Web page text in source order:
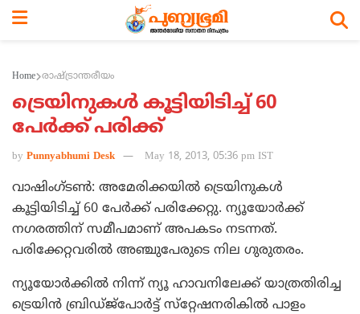
Home രാഷ്ട്രാന്തരീയം
ട്രെയിനുകള്‍ കൂട്ടിയിടിച്ച് 60
പേര്‍ക്ക് പരിക്ക്
by Punnyabhumi Desk May 18, 2013, 05:36 pm IST
വാഷിംഗ്ടണ്‍: അമേരിക്കയില്‍ ട്രെയിനുകള്‍
കൂട്ടിയിടിച്ച് 60 പേര്‍ക്ക് പരിക്കേറ്റു. ന്യൂയോര്‍ക്ക്
നഗരത്തിന് സമീപമാണ് അപകടം നടന്നത്.
പരിക്കേറ്റവരില്‍ അഞ്ചുപേരുടെ നില ഗുരുതരം.
ന്യൂയോര്‍ക്കില്‍ നിന്ന് ന്യൂ ഹാവനിലേക്ക് യാത്രതിരിച്ച
ട്രെയിന്‍ ബ്രിഡ്ജ്‌പോര്‍ട്ട് സ്‌റ്റേഷനരികില്‍ പാളം